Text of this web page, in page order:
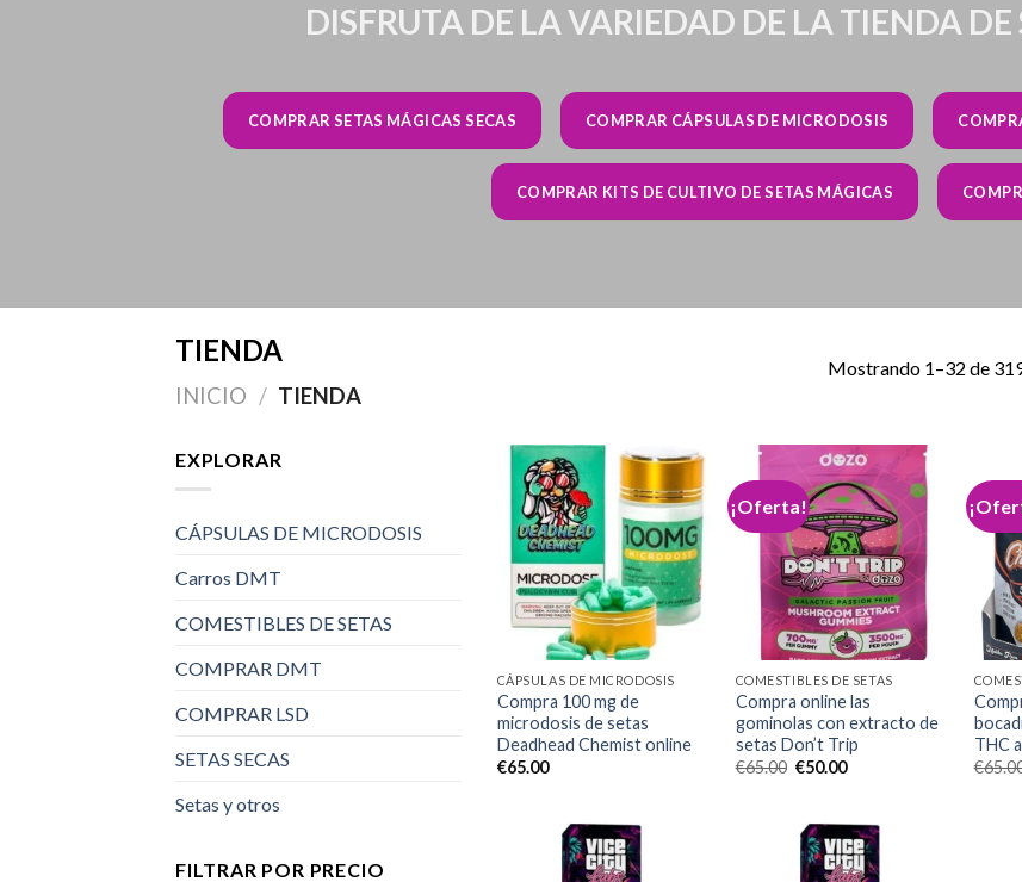
DISFRUTA DE LA VARIEDAD DE LA TIENDA
COMPRAR SETAS MÁGICAS SECAS COMPRAR CÁPSULAS DE MICRODOSIS
COMPRAR KITS DE CULTIVO DE SETAS MÁGICAS
TIENDA
INICIO / TIENDA
Mostrando 1–32 de
EXPLORAR
CÁPSULAS DE MICRODOSIS
Carros DMT
COMESTIBLES DE SETAS
COMPRAR DMT
COMPRAR LSD
SETAS SECAS
Setas y otros
FILTRAR POR PRECIO
Add to
wishlist
CÁPSULAS DE MICRODOSIS
Compra 100 mg de
microdosis de setas
Deadhead Chemist online
€65.00
¡Oferta!
Add to
wishlist
COMESTIBLES DE SETAS
Compra online las
gominolas con extracto de
setas Don’t Trip
€65.00 El
€65.00.
€50.00El
€50.00.
THC
€